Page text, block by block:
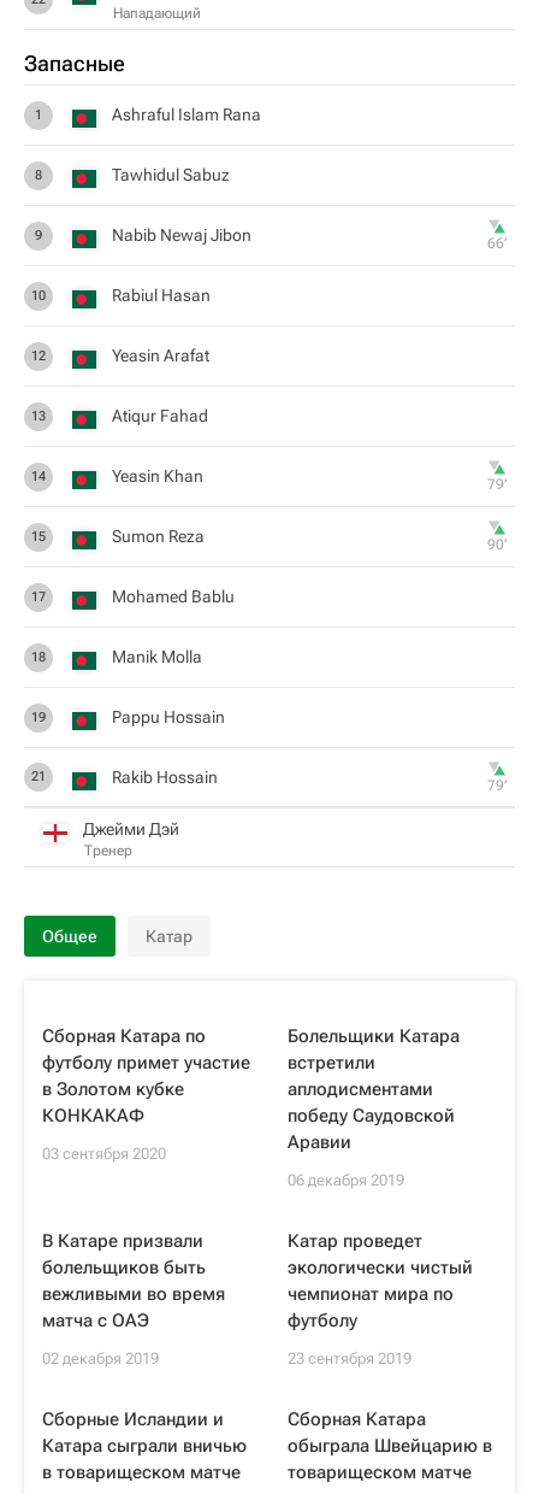
Нападающий
Запасные
1 Ashraful Islam Rana
8 Tawhidul Sabuz
9 Nabib Newaj Jibon 66‎’‎
10 Rabiul Hasan
12 Yeasin Arafat
13 Atiqur Fahad
14 Yeasin Khan 79‎’‎
15 Sumon Reza 90‎’‎
17 Mohamed Bablu
18 Manik Molla
19 Pappu Hossain
21 Rakib Hossain 79‎’‎
Джейми Дэй
Тренер
Общее Катар
Сборная Катара по
футболу примет участие
в Золотом кубке
КОНКАКАФ
03 сентября 2020
Болельщики Катара
встретили
аплодисментами
победу Саудовской
Аравии
06 декабря 2019
В Катаре призвали
болельщиков быть
вежливыми во время
матча с ОАЭ
02 декабря 2019
Катар проведет
экологически чистый
чемпионат мира по
футболу
23 сентября 2019
Сборные Исландии и
Катара сыграли вничью
в товарищеском матче
Сборная Катара
обыграла Швейцарию в
товарищеском матче